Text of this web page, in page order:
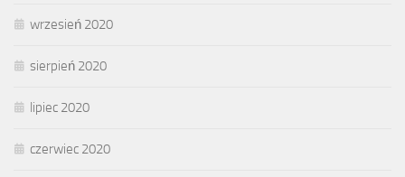
wrzesień 2020
sierpień 2020
lipiec 2020
czerwiec 2020